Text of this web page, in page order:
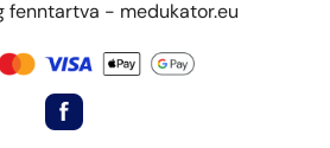
fenntartva - medukator.eu